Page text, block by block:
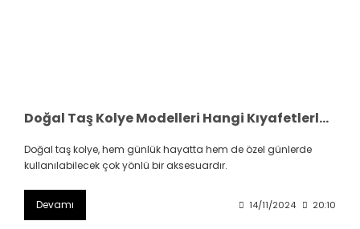
Doğal Taş Kolye Modelleri Hangi Kıyafetlerle Kombinlenir
Doğal taş kolye, hem günlük hayatta hem de özel günlerde
kullanılabilecek çok yönlü bir aksesuardır.
Devamı 14/11/2024 20:10